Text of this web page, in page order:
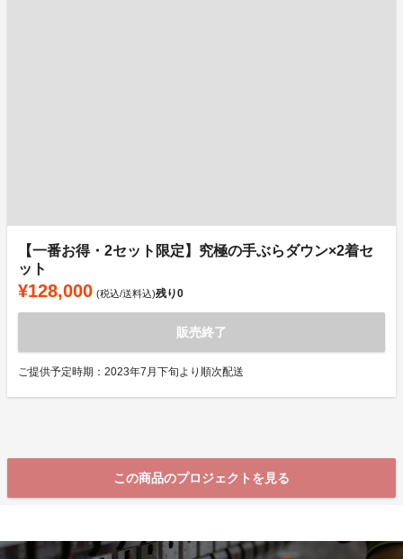
【一番お得・2セット限定】究極の手ぶらダウン×2着セ
ット
¥128,000 (税込/送料込)残り0
販売終了
ご提供予定時期：2023年7月下旬より順次配送
この商品のプロジェクトを見る